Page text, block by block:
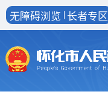
无障碍浏览 长者专区